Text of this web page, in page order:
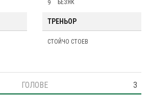
9 БЕЗЯК
ТРЕНЬОР
СТОЙЧО СТОЕВ
ГОЛОВЕ
3